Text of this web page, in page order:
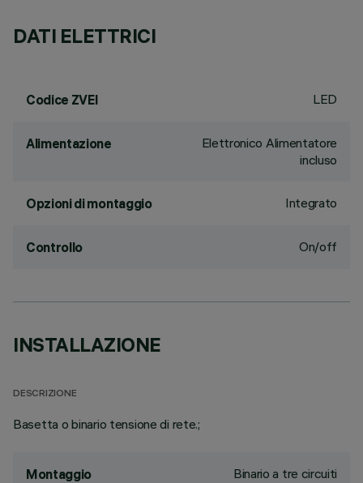
DATI ELETTRICI
Codice ZVEI LED
Alimentazione
Elettronico Alimentatore
incluso
Opzioni di montaggio Integrato
Controllo On/off
INSTALLAZIONE
DESCRIZIONE
Basetta o binario tensione di rete.;
Montaggio Binario a tre circuiti